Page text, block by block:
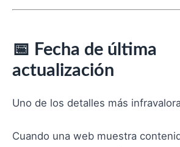
📅 Fecha de última
actualización
Uno de los detalles más
Cuando una web muestra